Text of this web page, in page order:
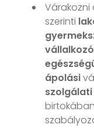
Várakozni
szerinti
ápolási
szolgálati